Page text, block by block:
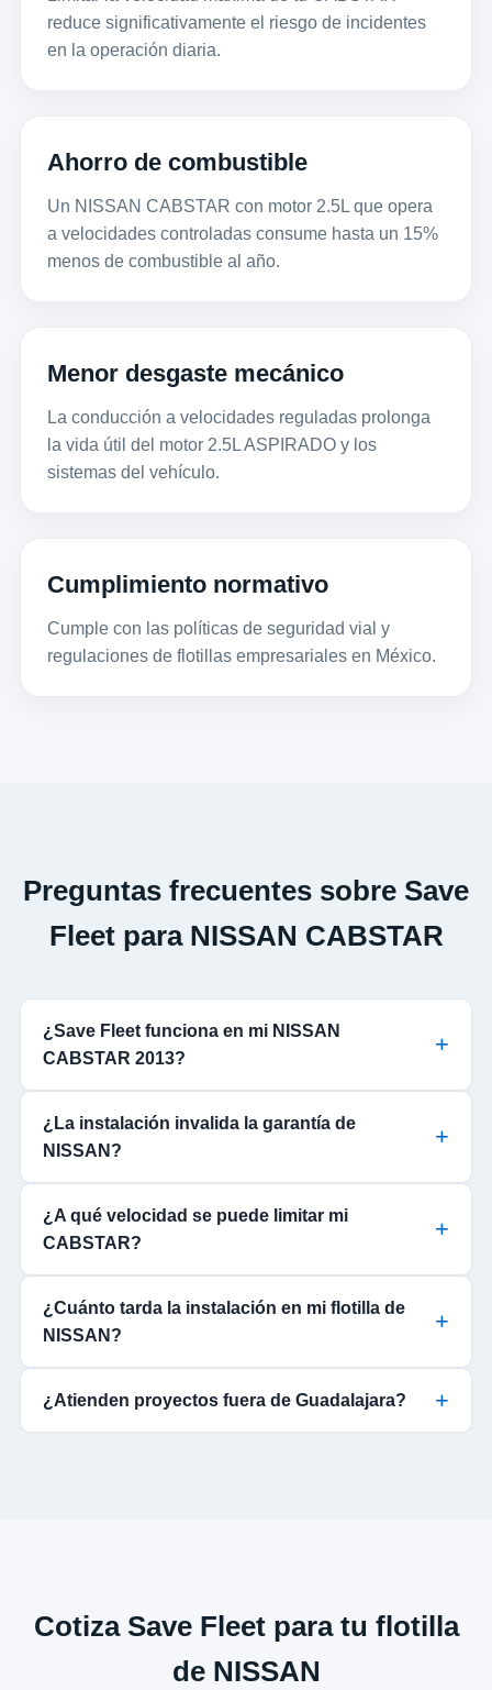
reduce significativamente el riesgo de incidentes
en la operación diaria.
Ahorro de combustible
Un NISSAN CABSTAR con motor 2.5L que opera
a velocidades controladas consume hasta un 15%
menos de combustible al año.
Menor desgaste mecánico
La conducción a velocidades reguladas prolonga
la vida útil del motor 2.5L ASPIRADO y los
sistemas del vehículo.
Cumplimiento normativo
Cumple con las políticas de seguridad vial y
regulaciones de flotillas empresariales en México.
Preguntas frecuentes sobre Save
Fleet para NISSAN CABSTAR
¿Save Fleet funciona en mi NISSAN
CABSTAR 2013?
¿La instalación invalida la garantía de
NISSAN?
¿A qué velocidad se puede limitar mi
CABSTAR?
¿Cuánto tarda la instalación en mi flotilla de
NISSAN?
¿Atienden proyectos fuera de Guadalajara?
Cotiza Save Fleet para tu flotilla
de NISSAN